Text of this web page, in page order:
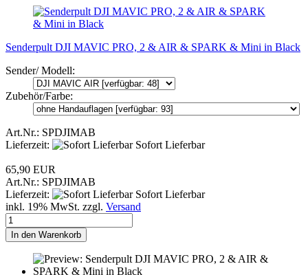
Senderpult DJI MAVIC PRO, 2 & AIR & SPARK & Mini in Black
Sender/ Modell:
Zubehör/Farbe:
Art.Nr.: SPDJIMAB
Lieferzeit:
Sofort Lieferbar
65,90 EUR
Art.Nr.: SPDJIMAB
Lieferzeit:
Sofort Lieferbar
inkl. 19% MwSt. zzgl. Versand
In den Warenkorb